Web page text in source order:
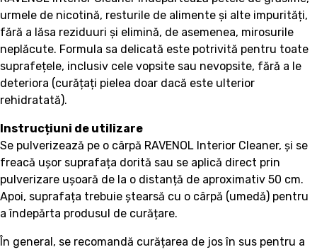
urmele de nicotină, resturile de alimente și alte impurități,
fără a lăsa reziduuri și elimină, de asemenea, mirosurile
neplăcute. Formula sa delicată este potrivită pentru toate
suprafețele, inclusiv cele vopsite sau nevopsite, fără a le
deteriora (curățați pielea doar dacă este ulterior
rehidratată).
Instrucțiuni de utilizare
Se pulverizează pe o cârpă RAVENOL Interior Cleaner, și se
freacă ușor suprafața dorită sau se aplică direct prin
pulverizare ușoară de la o distanță de aproximativ 50 cm.
Apoi, suprafața trebuie ștearsă cu o cârpă (umedă) pentru
a îndepărta produsul de curățare.
În general, se recomandă curățarea de jos în sus pentru a